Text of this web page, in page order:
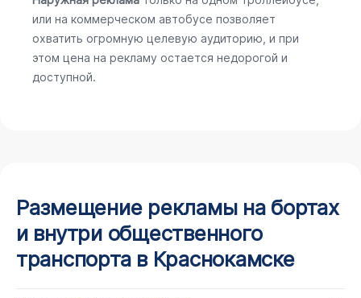
или на коммерческом автобусе позволяет
охватить огромную целевую аудиторию, и при
этом цена на рекламу остается недорогой и
доступной.
Размещение рекламы на бортах
и внутри общественного
транспорта в Краснокамске